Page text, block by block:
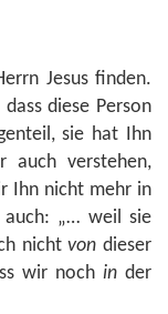
Jesus finden.
diese Person
sie hat Ihn
auch verstehen,
Ihn nicht mehr in
auch: „… weil sie
nichtvon dieser
wir noch in der